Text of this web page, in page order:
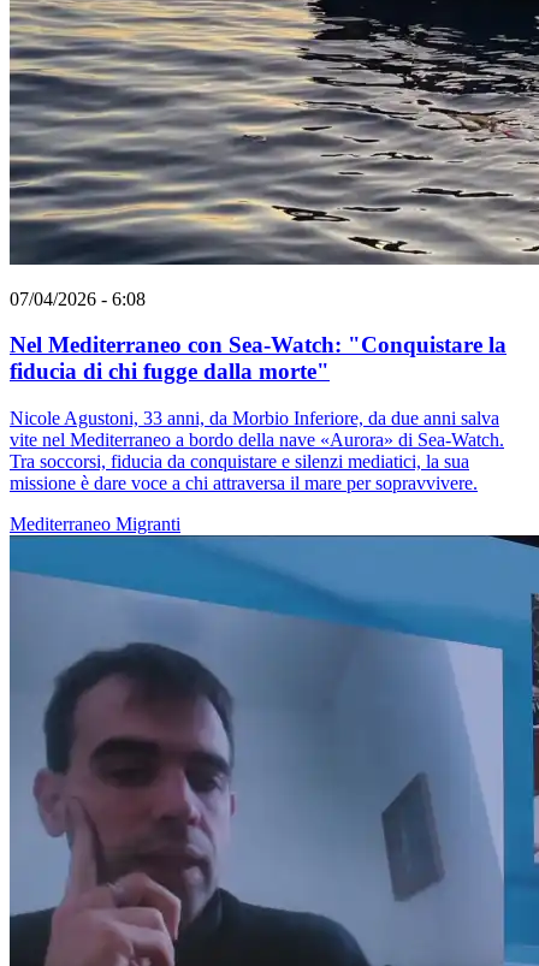
07/04/2026 - 6:08
Nel Mediterraneo con Sea-Watch: "Conquistare la
fiducia di chi fugge dalla morte"
Nicole Agustoni, 33 anni, da Morbio Inferiore, da due anni salva
vite nel Mediterraneo a bordo della nave «Aurora» di Sea-Watch.
Tra soccorsi, fiducia da conquistare e silenzi mediatici, la sua
missione è dare voce a chi attraversa il mare per sopravvivere.
Mediterraneo Migranti